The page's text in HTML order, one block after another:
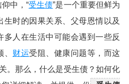
中，“受生债”是一个重要但鲜为
生时的因果关系、父母恩情以及
多人在生活中可能会遇到一些反
财运受阻、健康问题等，而这
。那么，什么是受生债？如何化